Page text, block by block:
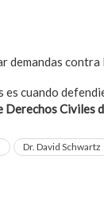
demandas
es cuando
Derechos Civiles
Dr. David Schwartz